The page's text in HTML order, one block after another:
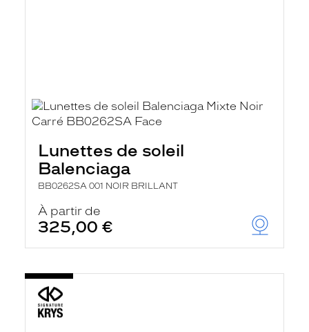
Lunettes de soleil
Balenciaga
BB0262SA 001 NOIR BRILLANT
À partir de
325,00 €